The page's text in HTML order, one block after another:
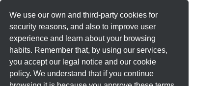
We use our own and third-party cookies for
security reasons, and also to improve user
experience and learn about your browsing
habits. Remember that, by using our services,
you accept our legal notice and our cookie
policy. We understand that if you continue